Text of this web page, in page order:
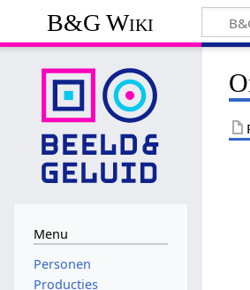
B&G Wiki
Menu
Personen
Producties